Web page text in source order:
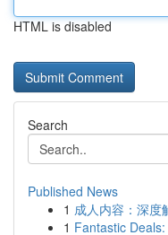
HTML is disabled
Search
Published News
1 成人内容：深度
1 Fantastic